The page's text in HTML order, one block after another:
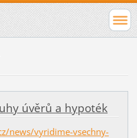
úvěrů a hypoték
news/vyridime-vsechny-